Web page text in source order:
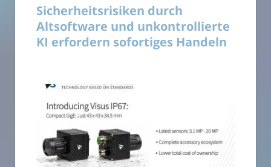
Sicherheitsrisiken durch
Altsoftware und unkontrollierte
KI erfordern sofortiges Handeln